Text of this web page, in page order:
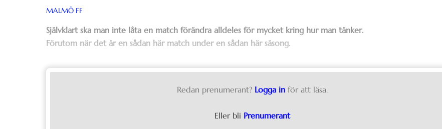
MALMÖ FF
Självklart ska man inte låta en match förändra alldeles för mycket kring hur man tänker.
Förutom när det är en sådan här match under en sådan här säsong.
Redan prenumerant? Logga in för att läsa.
Eller bli Prenumerant